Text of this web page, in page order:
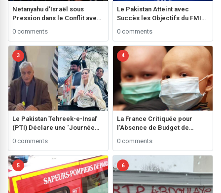
Netanyahu d’Israël sous
Pression dans le Conflit avec
0 comments
Le Pakistan Atteint avec
Succès les Objectifs du FMI
Fiscale Remarquable
0 comments
3
Le Pakistan Tehreek-e-Insaf
(PTI) Déclare une ‘Journée
Générales ###
0 comments
4
La France Critiquée pour
l’Absence de Budget de
Enfants**
0 comments
5 6